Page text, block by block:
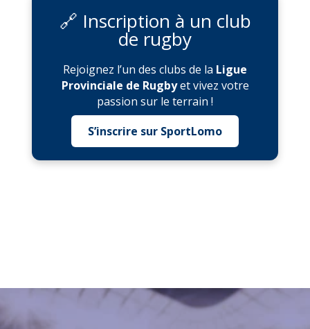
🔗 Inscription à un club
de rugby
Rejoignez l’un des clubs de la Ligue
Provinciale de Rugbyet vivez votre
passion sur le terrain !
S’inscrire sur SportLomo